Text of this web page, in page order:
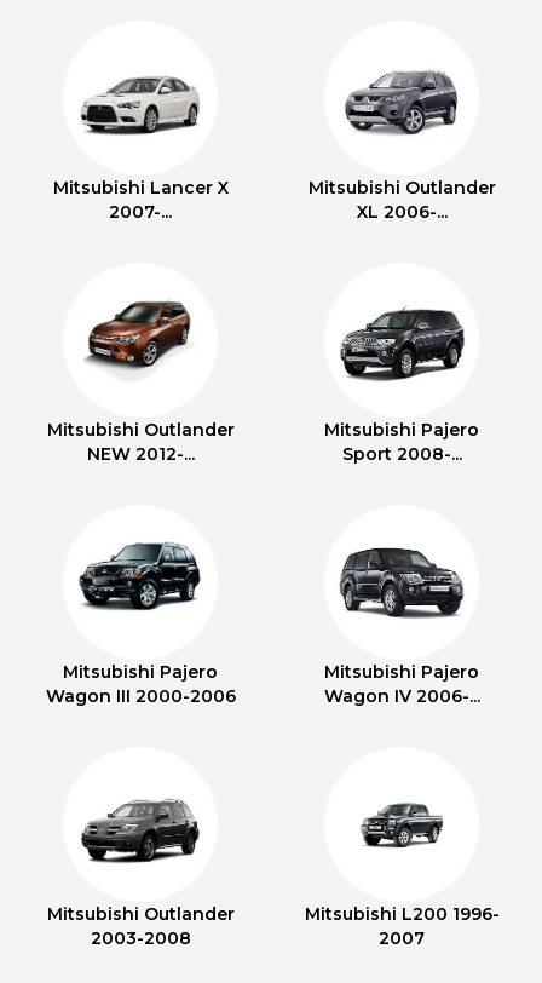
Mitsubishi Lancer X
2007-...
Mitsubishi Outlander
XL 2006-...
Mitsubishi Outlander
NEW 2012-...
Mitsubishi Pajero
Sport 2008-...
Mitsubishi Pajero
Wagon III 2000-2006
Mitsubishi Pajero
Wagon IV 2006-...
Mitsubishi Outlander
2003-2008
Mitsubishi L200 1996-
2007